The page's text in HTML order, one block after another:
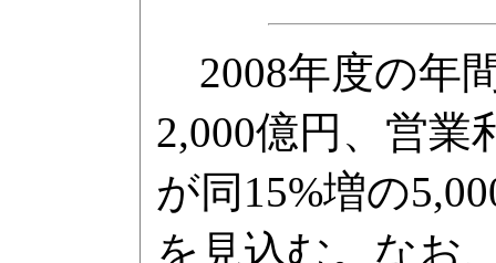
2008年度の年
2,000億円、営業
が同15%増の
を見込む。なお